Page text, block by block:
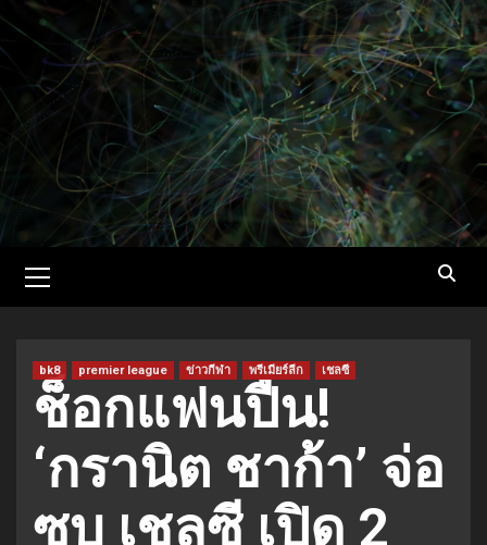
Skip
content
Menu
bk8 premier league ข่าวกีฬา พรีเมียร์ลีก เชลซี
ช็อกแฟนปืน!
‘กรานิต ชาก้า’ จ่อ
ซบ เชลซี เปิด 2